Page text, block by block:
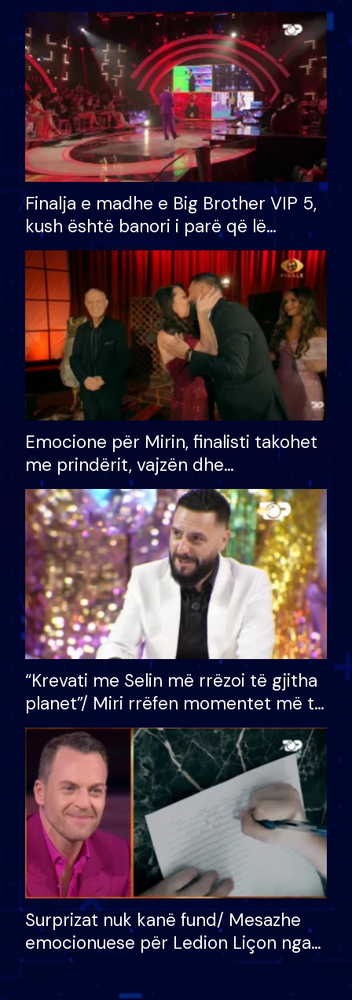
Finalja e madhe e Big Brother VIP 5,
kush është banori i parë që lë
shtëpinë dhe humb mundësinë për
të fituar çmimin e madh
Emocione për Mirin, finalisti takohet
me prindërit, vajzën dhe
bashkëshorten: S’kemi ndonjë letër
divorci apo jo?
“Krevati me Selin më rrëzoi të gjitha
planet”/ Miri rrëfen momentet më të
bukura në shtëpinë e BB VIP: Do më
mungojë zilja e mëngjesit kur…
Surprizat nuk kanë fund/ Mesazhe
emocionuese për Ledion Liçon nga
nëna dhe fëmijët e tij, moderatori
nuk i mban dot lotët: Nuk meritoj…